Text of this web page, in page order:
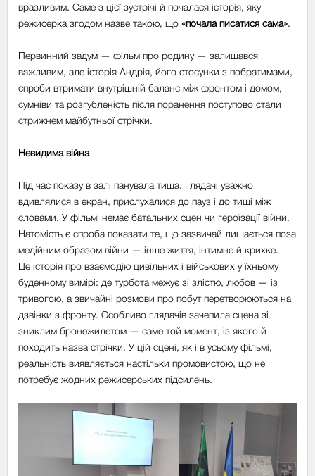
вразливим. Саме з цієї зустрічі й почалася історія, яку
режисерка згодом назве такою, що «почала писатися сама».
Первинний задум — фільм про родину — залишався
важливим, але історія Андрія, його стосунки з побратимами,
спроби втримати внутрішній баланс між фронтом і домом,
сумніви та розгубленість після поранення поступово стали
стрижнем майбутньої стрічки.
Невидима війна
Під час показу в залі панувала тиша. Глядачі уважно
вдивлялися в екран, прислухалися до пауз і до тиші між
словами. У фільмі немає батальних сцен чи героїзації війни.
Натомість є спроба показати те, що зазвичай лишається поза
медійним образом війни — інше життя, інтимне й крихке.
Це історія про взаємодію цивільних і військових у їхньому
буденному вимірі: де турбота межує зі злістю, любов — із
тривогою, а звичайні розмови про побут перетворюються на
дзвінки з фронту. Особливо глядачів зачепила сцена зі
зниклим бронежилетом — саме той момент, із якого й
походить назва стрічки. У цій сцені, як і в усьому фільмі,
реальність виявляється настільки промовистою, що не
потребує жодних режисерських підсилень.